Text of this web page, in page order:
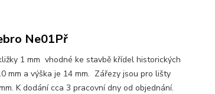
Ne01Př
1 mm vhodné ke stavbě křídel historických
mm a výška je 14 mm. Zářezy jsou pro lišty
K dodání cca 3 pracovní dny od objednání.